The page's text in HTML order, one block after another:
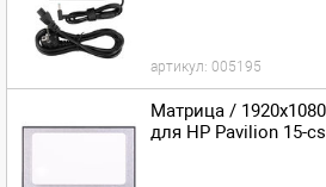
артикул: 005195
Матрица /
для HP Pavilion 15-